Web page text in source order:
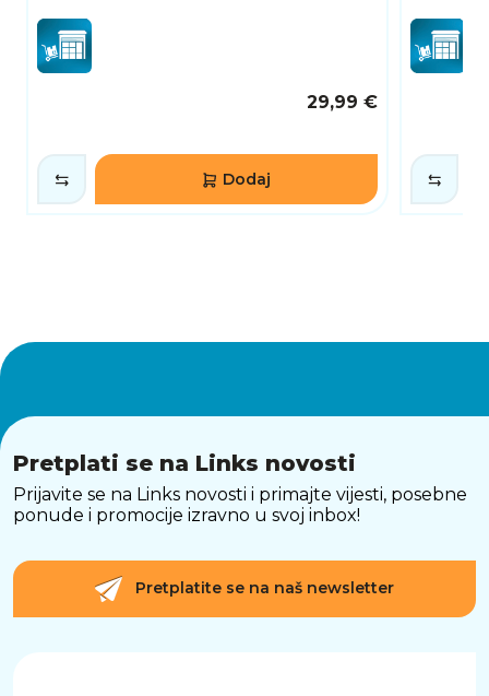
29,99 €
Dodaj
Pretplati se na Links novosti
Prijavite se na Links novosti i primajte vijesti, posebne
ponude i promocije izravno u svoj inbox!
Pretplatite se na naš newsletter